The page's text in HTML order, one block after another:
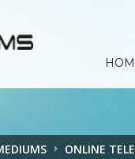
ONLINE